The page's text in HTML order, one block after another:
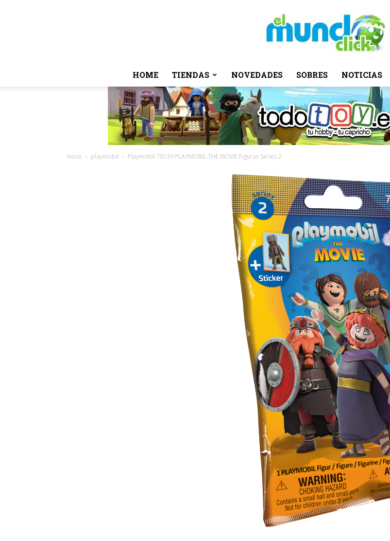
El
Click
HOME TIENDAS NOVEDADES SOBRES NOTICIAS
Inicio playmobil Playmobil 70139 PLAYMOBIL:THE MOVIE Figuras Series 2